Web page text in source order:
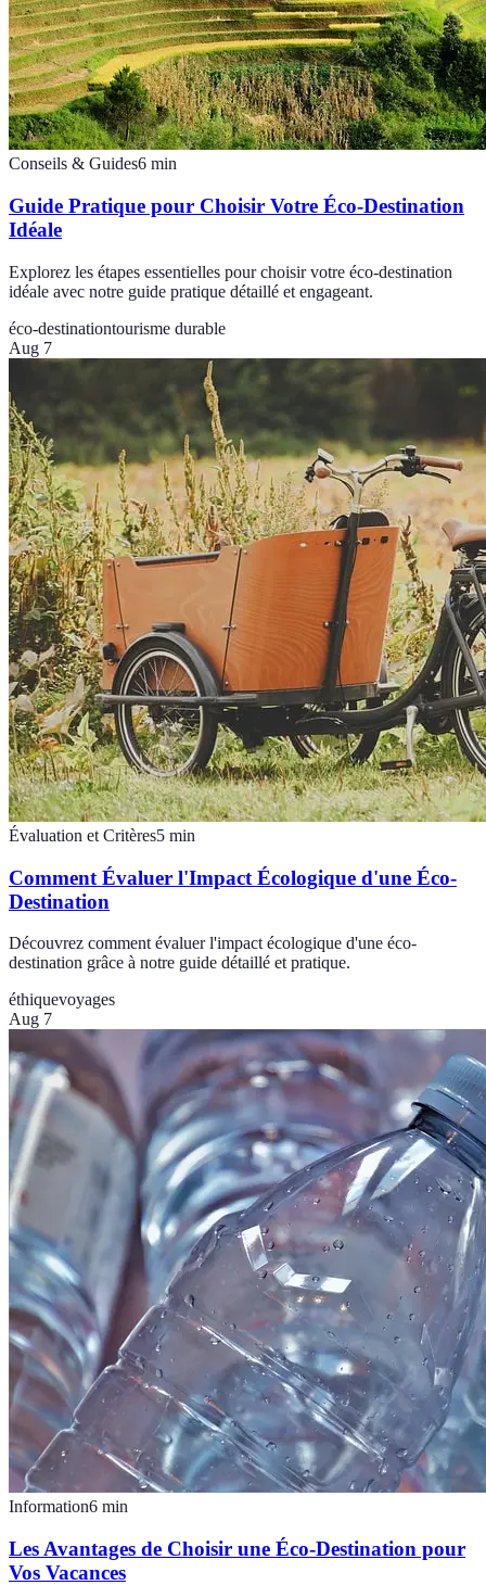
Conseils & Guides6 min
Guide Pratique pour Choisir Votre Éco-Destination
Idéale
Explorez les étapes essentielles pour choisir votre éco-destination
idéale avec notre guide pratique détaillé et engageant.
éco-destinationtourisme durable
Aug 7
Évaluation et Critères5 min
Comment Évaluer l'Impact Écologique d'une Éco-
Destination
Découvrez comment évaluer l'impact écologique d'une éco-
destination grâce à notre guide détaillé et pratique.
éthiquevoyages
Aug 7
Information6 min
Les Avantages de Choisir une Éco-Destination pour
Vos Vacances